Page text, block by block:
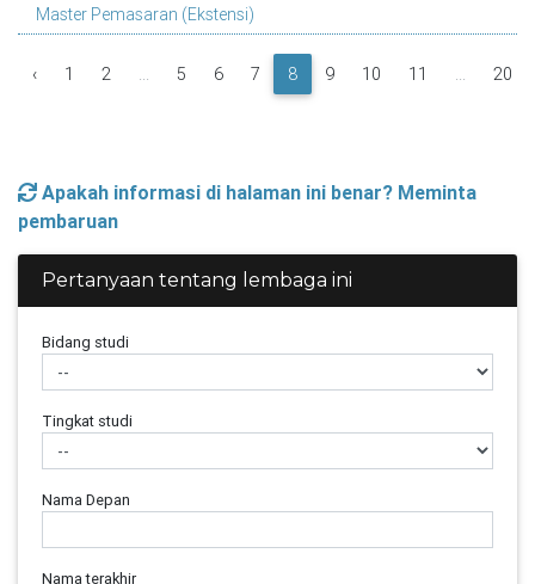
Master Pemasaran (Ekstensi)
‹ 1 2 ... 5 6 7 8 9 10 11 ... 20
Apakah informasi di halaman ini benar? Meminta
pembaruan
Pertanyaan tentang lembaga ini
Bidang studi
Tingkat studi
Nama Depan
Nama terakhir